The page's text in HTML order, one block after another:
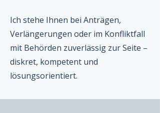
Ich stehe Ihnen bei Anträgen,
Verlängerungen oder im Konfliktfall
mit Behörden zuverlässig zur Seite –
diskret, kompetent und
lösungsorientiert.